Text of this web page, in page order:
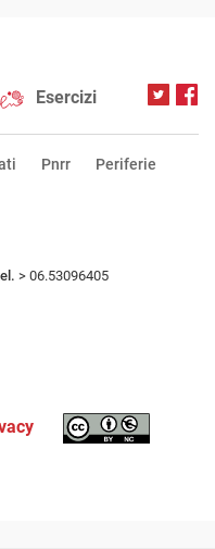
Esercizi
Pnrr Periferie
> 06.53096405